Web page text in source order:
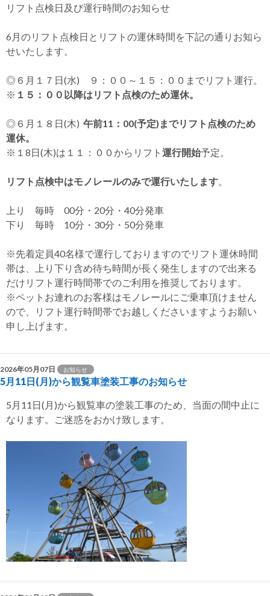
リフト点検日及び運行時間のお知らせ
6月のリフト点検日とリフトの運休時間を下記の通りお知ら
せいたします。
◎６月１７日(水) ９：００～１５：００までリフト運行。
※ １５：００以降はリフト点検のため運休。
◎６月１８日(木) 午前11：00(予定)までリフト点検のため
運休。
※１8日(木)は１１：００からリフト 運行開始予定。
リフト点検中はモノレールのみで運行いたします。
上り 毎時 00分・20分・40分発車
下り 毎時 10分・30分・50分発車
※先着定員40名様で運行しておりますのでリフト運休時間
帯は、上り下り含め待ち時間が長く発生しますので出来る
だけリフト運行時間帯でのご利用を推奨しております。
※ペットお連れのお客様はモノレールにご乗車頂けません
ので、リフト運行時間帯でお越しくださいますようお願い
申し上げます。
2026年05月07日 お知らせ
5月11日(月)から観覧車塗装工事のお知らせ
5月11日(月)から観覧車の塗装工事のため、当面の間中止に
なります。ご迷惑をおかけ致します。